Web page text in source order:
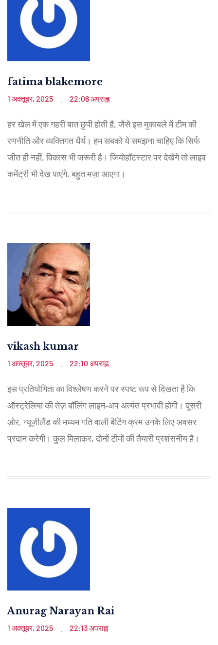
fatima blakemore
1 अक्तूबर, 2025 . 22:06 अपराह्न
हर खेल में एक गहरी बात छुपी होती है, जैसे इस मुकाबले में टीम की
रणनीति और व्यक्तिगत धैर्य। हम सबको ये समझना चाहिए कि सिर्फ
जीत ही नहीं, विकास भी जरूरी है। जियोहॉटस्टार पर देखेंगे तो लाइव
कमेंट्री भी देख पाएंगे, बहुत मज़ा आएगा।
vikash kumar
1 अक्तूबर, 2025 . 22:10 अपराह्न
इस प्रतियोगिता का विश्लेषण करने पर स्पष्ट रूप से दिखता है कि
ऑस्ट्रेलिया की तेज़ बॉलिंग लाइन‑अप अत्यंत प्रभावी होगी। दूसरी
ओर, न्यूज़ीलैंड की मध्यम गति वाली बैटिंग क्रम उनके लिए अवसर
प्रदान करेगी। कुल मिलाकर, दोनों टीमों की तैयारी प्रशंसनीय है।
Anurag Narayan Rai
1 अक्तूबर, 2025 . 22:13 अपराह्न